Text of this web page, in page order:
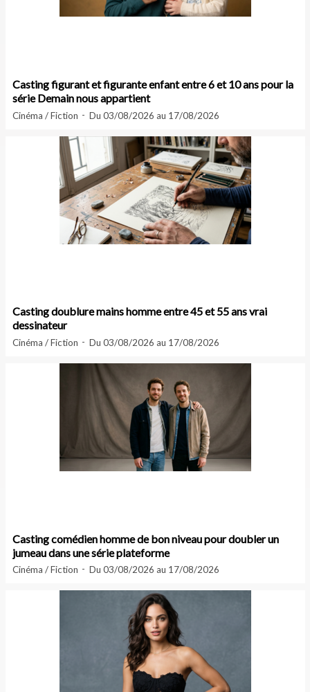
Casting figurant et figurante enfant entre 6 et 10 ans pour la
série Demain nous appartient
Cinéma / Fiction Du 03/08/2026 au 17/08/2026
Casting doublure mains homme entre 45 et 55 ans vrai
dessinateur
Cinéma / Fiction Du 03/08/2026 au 17/08/2026
Casting comédien homme de bon niveau pour doubler un
jumeau dans une série plateforme
Cinéma / Fiction Du 03/08/2026 au 17/08/2026